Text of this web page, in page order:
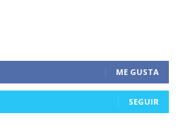
ME GUSTA
SEGUIR